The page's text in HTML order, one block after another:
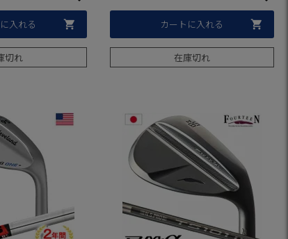
入れる
切れ
カートに入れる
在庫切れ